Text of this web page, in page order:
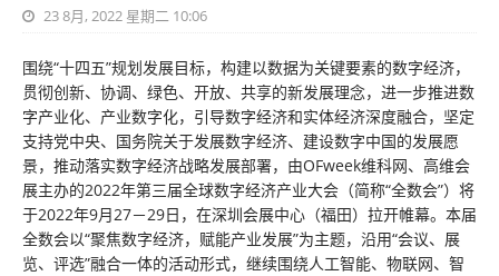
23 8月, 2022 星期二 10:06
围绕“十四五”规划发展目标，构建以数据为关键要素的数字经济，
贯彻创新、协调、绿色、开放、共享的新发展理念，进一步推进数
字产业化、产业数字化，引导数字经济和实体经济深度融合，坚定
支持党中央、国务院关于发展数字经济、建设数字中国的发展愿
景，推动落实数字经济战略发展部署，由OFweek维科网、高维会
展主办的2022年第三届全球数字经济产业大会（简称“全数会”）将
于2022年9月27－29日，在深圳会展中心（福田）拉开帷幕。本届
全数会以“聚焦数字经济，赋能产业发展”为主题，沿用“会议、展
览、评选”融合一体的活动形式，继续围绕人工智能、物联网、智